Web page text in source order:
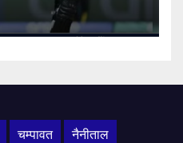
चम्पावत नैनीताल